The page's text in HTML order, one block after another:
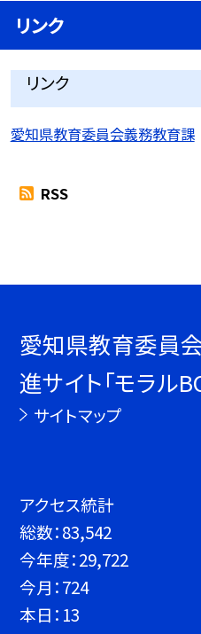
リンク
リンク
愛知県教育委員会義務教育課
RSS
愛知県教育委員
進サイト「モラル
サイトマップ
アクセス統計
総数：83,542
今年度：29,722
今月：724
本日： 13